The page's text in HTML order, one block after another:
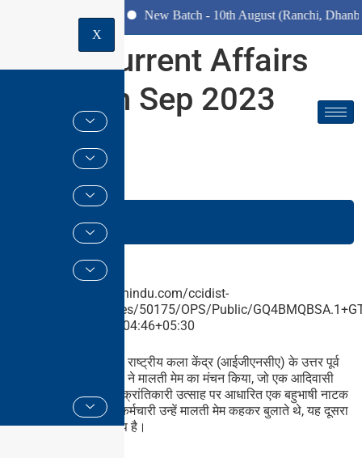
New Batch - 10th August (Ranchi, Dhanbad &
X
Daily Current Affairs
for 02th Sep 2023
Hindi
मंगरी ओरंग
खबरों में क्यों?
29 अगस्त को, इंदिरा गांधी राष्ट्रीय कला केंद्र (आईजीएनसीए) के उत्तर पूर्व
क्षेत्रीय केंद्र (एनईआरसी) ने मालती मेम का मंचन किया, जो एक आदिवासी
मंगरी ओरंग के जीवन और क्रांतिकारी उत्साह पर आधारित एक बहुभाषी नाटक
है। भारत। साथी बागान कर्मचारी उन्हें मालती मेम कहकर बुलाते थे, यह दूसरा
शब्द मेमसाहब का छोटा रूप है।